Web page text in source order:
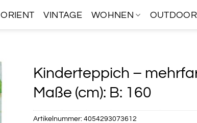
ORIENT VINTAGE WOHNEN OUTDOOR
Kinderteppich –
Maße (cm): B: 160
Artikelnummer: 4054293073612